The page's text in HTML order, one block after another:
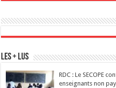
Les + Lus
RDC : Le SECOPE
enseignants non